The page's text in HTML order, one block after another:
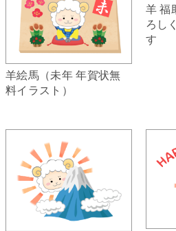
羊絵馬（未年 年賀状無
料イラスト）
羊 福
ろし
す